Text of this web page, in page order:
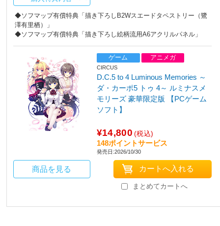
◆ソフマップ有償特典「描き下ろしB2Wスエードタペストリー（鷺
澤有里栖）」
◆ソフマップ有償特典「描き下ろし絵柄流用A6アクリルパネル」
ゲーム アニメガ
CIRCUS
D.C.5 to 4 Luminous Memories ～
ダ・カーポ5 トゥ 4～ ルミナスメ
モリーズ 豪華限定版 【PCゲーム
ソフト】
¥14,800 (税込)
148ポイントサービス
発売日:2026/10/30
商品を見る
まとめてカートへ